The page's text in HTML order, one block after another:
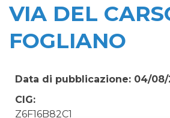
VIA DEL
FOGLIANO
Data di pubblicazione: 04/08/
CIG:
Z6F16B82C1